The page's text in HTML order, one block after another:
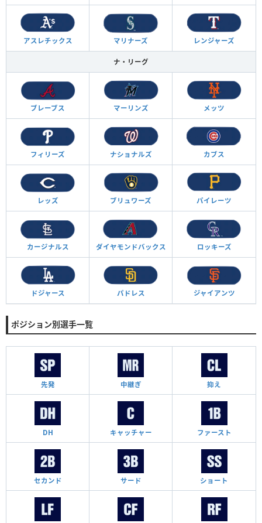
アスレチックス マリナーズ レンジャーズ
ナ・リーグ
ブレーブス マーリンズ メッツ
フィリーズ ナショナルズ カブス
レッズ ブリュワーズ パイレーツ
カージナルス ダイヤモンドバックス ロッキーズ
ドジャース パドレス ジャイアンツ
ポジション別選手一覧
先発 中継ぎ 抑え
DH キャッチャー ファースト
セカンド サード ショート